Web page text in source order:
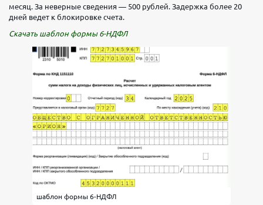
месяц. За неверные сведения — 500 рублей. Задержка более 20
дней ведет к блокировке счета.
Скачать шаблон формы 6-НДФЛ
шаблон формы 6-НДФЛ